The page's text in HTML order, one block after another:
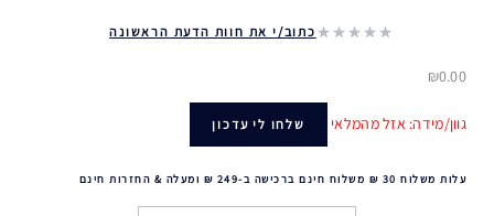
כתוב/י את חוות הדעת הראשונה
₪0.00
גוון/מידה: אזל מהמלאי שלחו לי עדכון
עלות משלוח 30 ₪ משלוח חינם ברכישה ב-249 ₪ ומעלה & החזרות חינם